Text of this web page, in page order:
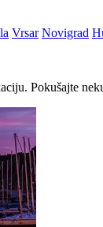
Vrsar Novigrad
Pokušajte